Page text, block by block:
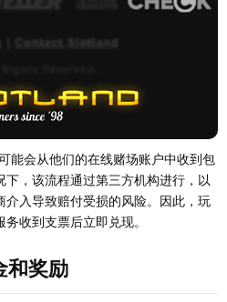
能会从他们的在线赌场账户中收到包
，该流程通过第三方机构进行，以
入导致赔付受损的风险。因此，玩
收到支票后立即兑现。
和奖励